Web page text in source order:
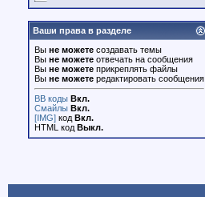
Ваши права в разделе
Вы не можете создавать темы
Вы не можете отвечать на сообщения
Вы не можете прикреплять файлы
Вы не можете редактировать сообщения
BB коды Вкл.
Смайлы Вкл.
[IMG] код Вкл.
HTML код Выкл.